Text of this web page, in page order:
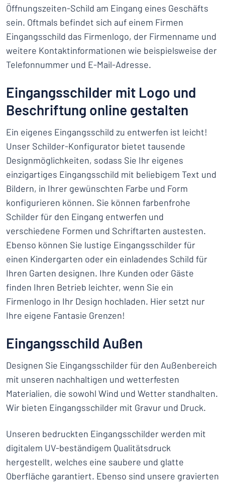
Öffnungszeiten-Schild am Eingang eines Geschäfts
sein. Oftmals befindet sich auf einem Firmen
Eingangsschild das Firmenlogo, der Firmenname und
weitere Kontaktinformationen wie beispielsweise der
Telefonnummer und E-Mail-Adresse.
Eingangsschilder mit Logo und
Beschriftung online gestalten
Ein eigenes Eingangsschild zu entwerfen ist leicht!
Unser Schilder-Konfigurator bietet tausende
Designmöglichkeiten, sodass Sie Ihr eigenes
einzigartiges Eingangsschild mit beliebigem Text und
Bildern, in Ihrer gewünschten Farbe und Form
konfigurieren können. Sie können farbenfrohe
Schilder für den Eingang entwerfen und
verschiedene Formen und Schriftarten austesten.
Ebenso können Sie lustige Eingangsschilder für
einen Kindergarten oder ein einladendes Schild für
Ihren Garten designen. Ihre Kunden oder Gäste
finden Ihren Betrieb leichter, wenn Sie ein
Firmenlogo in Ihr Design hochladen. Hier setzt nur
Ihre eigene Fantasie Grenzen!
Eingangsschild Außen
Designen Sie Eingangsschilder für den Außenbereich
mit unseren nachhaltigen und wetterfesten
Materialien, die sowohl Wind und Wetter standhalten.
Wir bieten Eingangsschilder mit Gravur und Druck.
Unseren bedruckten Eingangsschilder werden mit
digitalem UV-beständigem Qualitätsdruck
hergestellt, welches eine saubere und glatte
Oberfläche garantiert. Ebenso sind unsere gravierten